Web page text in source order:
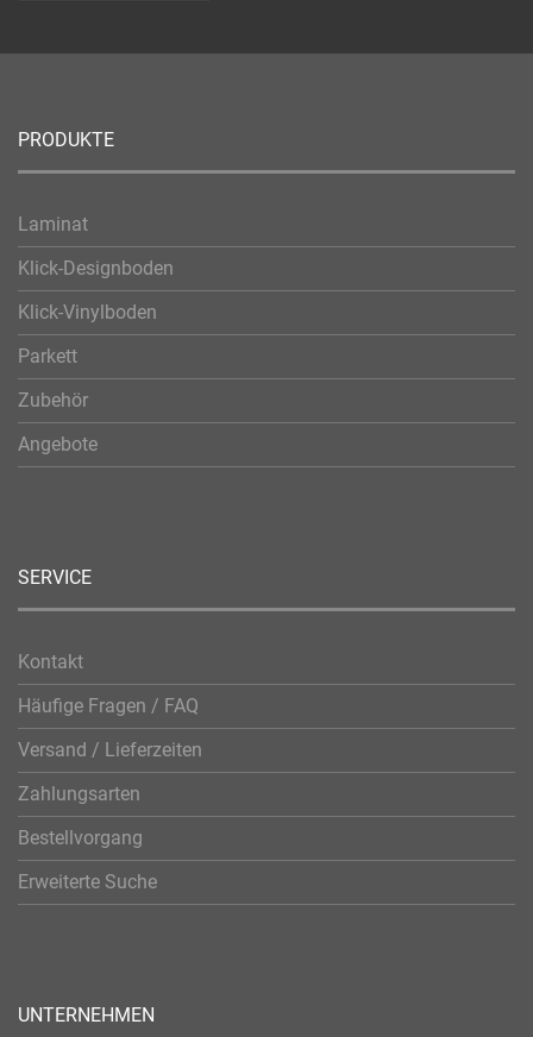
PRODUKTE
Laminat
Klick-Designboden
Klick-Vinylboden
Parkett
Zubehör
Angebote
SERVICE
Kontakt
Häufige Fragen / FAQ
Versand / Lieferzeiten
Zahlungsarten
Bestellvorgang
Erweiterte Suche
UNTERNEHMEN